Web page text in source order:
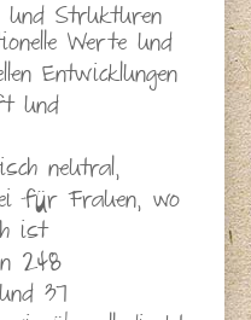
und Strukturen
Werte und
Entwicklungen
und
neutral,
für Frauen, wo
ist
248
37